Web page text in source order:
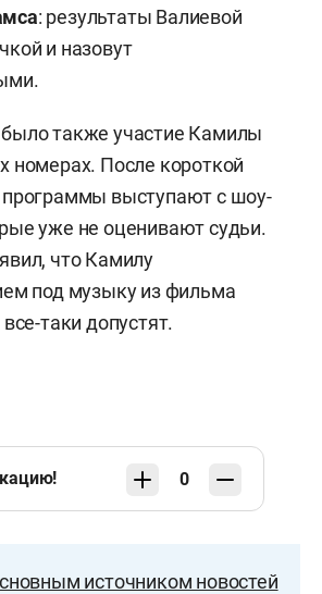
: результаты Валиевой
и назовут
также участие Камилы
номерах. После короткой
программы выступают с шоу-
уже не оценивают судьи.
что Камилу
под музыку из фильма
таки допустят.
0
источником новостей